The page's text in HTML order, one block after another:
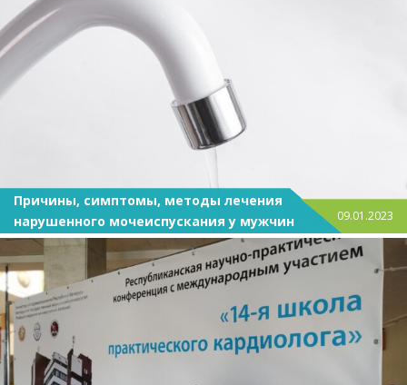
Причины, симптомы, методы лечения
нарушенного мочеиспускания у мужчин
09.01.2023